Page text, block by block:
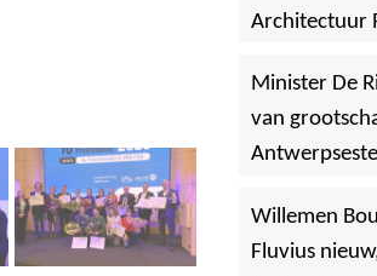
Architectuur
Minister De
van
Willemen
Fluvius